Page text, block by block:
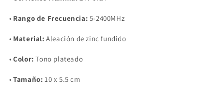
• Rango de Frecuencia: 5-2400MHz
• Material: Aleación de zinc fundido
• Color: Tono plateado
• Tamaño: 10 x 5.5 cm